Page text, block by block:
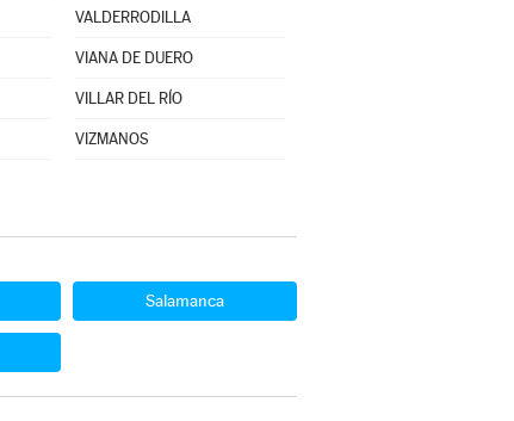
VALDERRODILLA
VIANA DE DUERO
VILLAR DEL RÍO
VIZMANOS
Salamanca